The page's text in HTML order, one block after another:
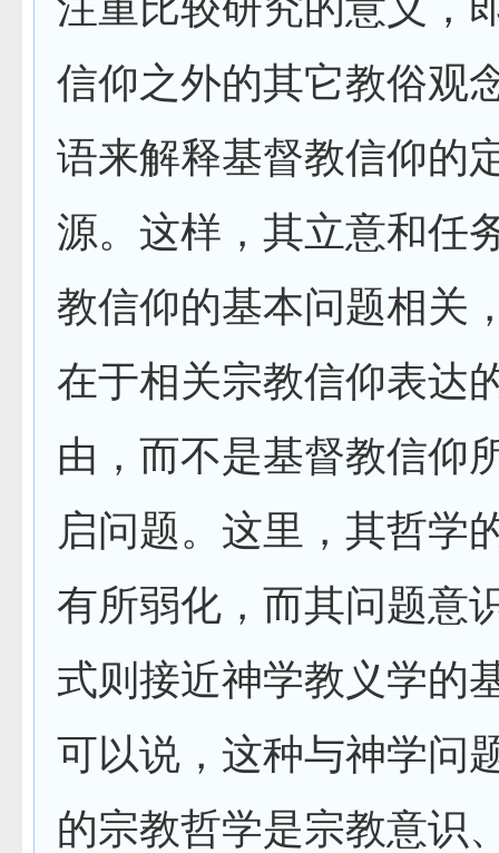
信仰之外的其它教俗观
语来解释基督教信仰的
源。这样，其立意和任
教信仰的基本问题相关
在于相关宗教信仰表达
由，而不是基督教信仰
启问题。这里，其哲学
有所弱化，而其问题意
式则接近神学教义学的
可以说，这种与神学问
的宗教哲学是宗教意识